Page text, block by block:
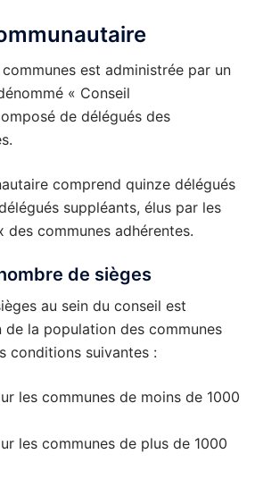
est administrée par un
« Conseil
de délégués des
comprend quinze délégués
suppléants, élus par les
des communes adhérentes.
de sièges
au sein du conseil est
de la population des communes
conditions suivantes :
les communes de moins de 1000
les communes de plus de 1000